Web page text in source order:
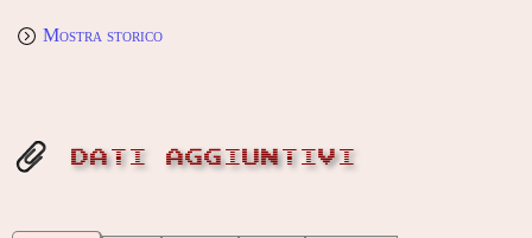
Mostra storico
DATI AGGIUNTIVI